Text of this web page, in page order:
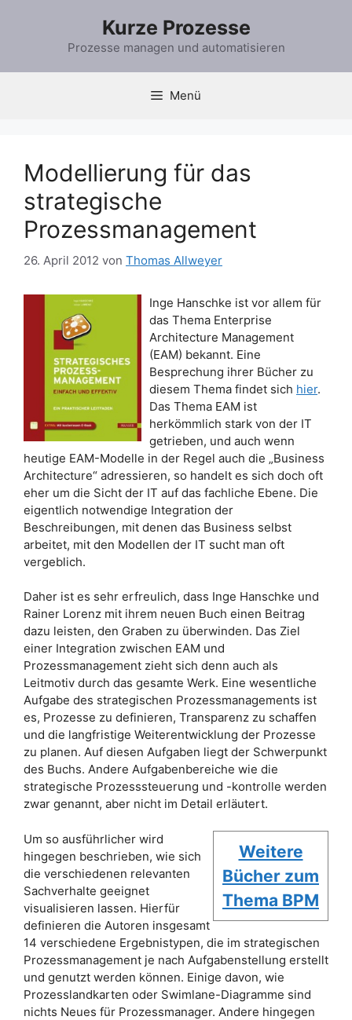
Kurze Prozesse
Prozesse managen und automatisieren
Menü
Modellierung für das
strategische
Prozessmanagement
26. April 2012 von Thomas Allweyer
Inge Hanschke ist vor allem für
das Thema Enterprise
Architecture Management
(EAM) bekannt. Eine
Besprechung ihrer Bücher zu
diesem Thema findet sich hier.
Das Thema EAM ist
herkömmlich stark von der IT
getrieben, und auch wenn
heutige EAM-Modelle in der Regel auch die „Business
Architecture“ adressieren, so handelt es sich doch oft
eher um die Sicht der IT auf das fachliche Ebene. Die
eigentlich notwendige Integration der
Beschreibungen, mit denen das Business selbst
arbeitet, mit den Modellen der IT sucht man oft
vergeblich.
Daher ist es sehr erfreulich, dass Inge Hanschke und
Rainer Lorenz mit ihrem neuen Buch einen Beitrag
dazu leisten, den Graben zu überwinden. Das Ziel
einer Integration zwischen EAM und
Prozessmanagement zieht sich denn auch als
Leitmotiv durch das gesamte Werk. Eine wesentliche
Aufgabe des strategischen Prozessmanagements ist
es, Prozesse zu definieren, Transparenz zu schaffen
und die langfristige Weiterentwicklung der Prozesse
zu planen. Auf diesen Aufgaben liegt der Schwerpunkt
des Buchs. Andere Aufgabenbereiche wie die
strategische Prozesssteuerung und -kontrolle werden
zwar genannt, aber nicht im Detail erläutert.
Weitere
Bücher zum
Thema BPM
Um so ausführlicher wird
hingegen beschrieben, wie sich
die verschiedenen relevanten
Sachverhalte geeignet
visualisieren lassen. Hierfür
definieren die Autoren insgesamt
14 verschiedene Ergebnistypen, die im strategischen
Prozessmanagement je nach Aufgabenstellung erstellt
und genutzt werden können. Einige davon, wie
Prozesslandkarten oder Swimlane-Diagramme sind
nichts Neues für Prozessmanager. Andere hingegen